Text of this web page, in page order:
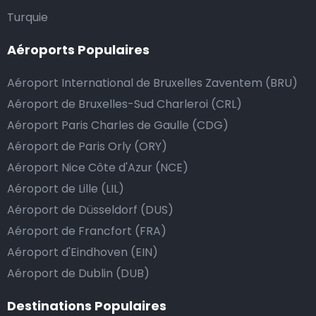
dépasse vos attentes, vous avez bien sûr la possibilité
La manière la plus simple pour ce faire est d’arrondir
le prix de la course au montant supérieur, ou de dire
au chauffeur de ne pas rendre la monnaie après lui
avoir donné un billet plus élevé que le prix de la
course.
Combien coûte une navette d’aéroport à Koerich?
L’un des plus gros avantages des transports
d’aéroport proposés par Airport Taxis est un tarif fixe
pour votre navette.
pas de frais supplémentaires au prix d’une course en
Turquie
Aéroports Populaires
Aéroport International de Bruxelles Zaventem (BRU)
Aéroport de Bruxelles-Sud Charleroi (CRL)
Aéroport Paris Charles de Gaulle (CDG)
Aéroport de Paris Orly (ORY)
Aéroport Nice Côte d'Azur (NCE)
Aéroport de Lille (LIL)
Aéroport de Düsseldorf (DUS)
Aéroport de Francfort (FRA)
Aéroport d'Eindhoven (EIN)
Aéroport de Dublin (DUB)
Destinations Populaires